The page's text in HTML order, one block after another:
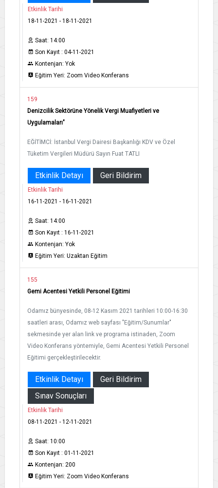
Etkinlik Tarihi
18-11-2021 - 18-11-2021
Saat: 14:00
Son Kayıt : 04-11-2021
Kontenjan: Yok
Eğitim Yeri: Zoom Video Konferans
159
Denizcilik Sektörüne Yönelik Vergi Muafiyetleri ve
Uygulamaları"
EĞİTİMCİ: İstanbul Vergi Dairesi Başkanlığı KDV ve Özel
Tüketim Vergileri Müdürü Sayın Fuat TATLI
Etkinlik Detayı Geri Bildirim
Etkinlik Tarihi
16-11-2021 - 16-11-2021
Saat: 14:00
Son Kayıt : 16-11-2021
Kontenjan: Yok
Eğitim Yeri: Uzaktan Eğitim
155
Gemi Acentesi Yetkili Personel Eğitimi
Odamız bünyesinde, 08-12 Kasım 2021 tarihleri 10:00-16:30
saatleri arası, Odamız web sayfası "Eğitim/Sunumlar"
sekmesinde yer alan link ve programa istinaden, Zoom
Video Konferans yöntemiyle, Gemi Acentesi Yetkili Personel
Eğitimi gerçekleştirilecektir.
Etkinlik Detayı
Geri Bildirim
Sınav Sonuçları
Etkinlik Tarihi
08-11-2021 - 12-11-2021
Saat: 10:00
Son Kayıt : 01-11-2021
Kontenjan: 200
Eğitim Yeri: Zoom Video Konferans